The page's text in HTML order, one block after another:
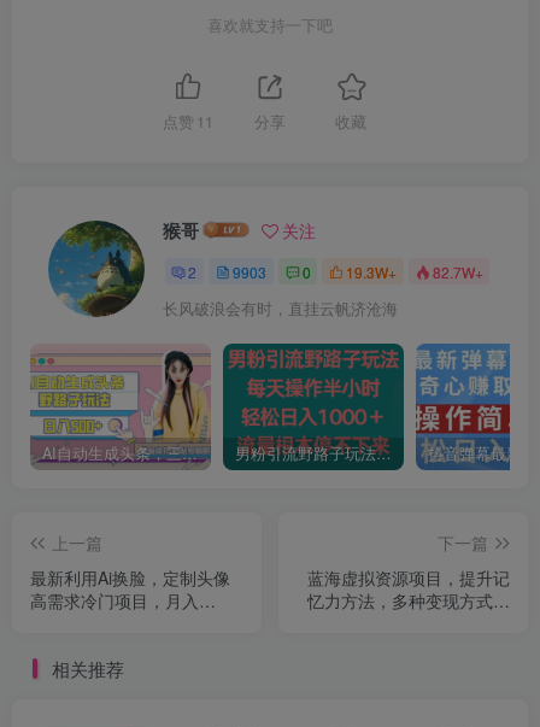
喜欢就支持一下吧
点赞 11 分享 收藏
猴哥 关注
2 9903 0 19.3W+ 82.7W+
长风破浪会有时，直挂云帆济沧海
AI自动生成头条，三天必起号，三分钟轻松发布内容，复制粘贴，保姆级教… 男粉引流野路子玩法，每天操作半小时轻松日入1000＋，流量根本停不下来
上一篇
最新利用Ai换脸，定制头像
高需求冷门项目，月入
下一篇
蓝海虚拟资源项目，提升记
忆力方法，多种变现方式，
相关推荐